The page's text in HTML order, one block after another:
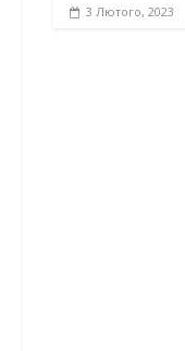
3 Лютого, 2023